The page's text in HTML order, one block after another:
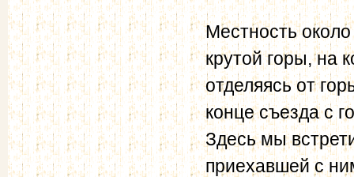
Местность
крутой горы, на
отделяясь от
конце съезда с
Здесь мы
приехавшей с